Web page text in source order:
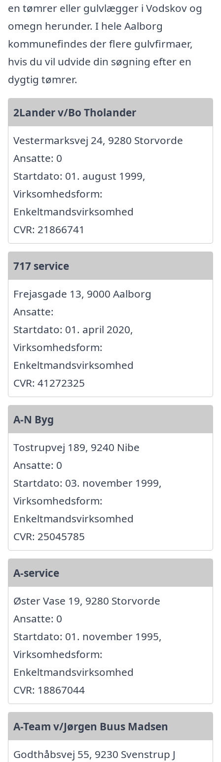
en tømrer eller gulvlægger i Vodskov og
omegn herunder. I hele Aalborg
kommunefindes der flere gulvfirmaer,
hvis du vil udvide din søgning efter en
dygtig tømrer.
2Lander v/Bo Tholander
Vestermarksvej 24, 9280 Storvorde
Ansatte: 0
Startdato: 01. august 1999,
Virksomhedsform:
Enkeltmandsvirksomhed
CVR: 21866741
717 service
Frejasgade 13, 9000 Aalborg
Ansatte:
Startdato: 01. april 2020,
Virksomhedsform:
Enkeltmandsvirksomhed
CVR: 41272325
A-N Byg
Tostrupvej 189, 9240 Nibe
Ansatte: 0
Startdato: 03. november 1999,
Virksomhedsform:
Enkeltmandsvirksomhed
CVR: 25045785
A-service
Øster Vase 19, 9280 Storvorde
Ansatte: 0
Startdato: 01. november 1995,
Virksomhedsform:
Enkeltmandsvirksomhed
CVR: 18867044
A-Team v/Jørgen Buus Madsen
Godthåbsvej 55, 9230 Svenstrup J